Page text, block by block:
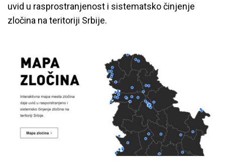
uvid u rasprostranjenost i sistematsko činjenje
zločina na teritoriji Srbije.